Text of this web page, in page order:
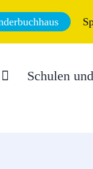
Schulen